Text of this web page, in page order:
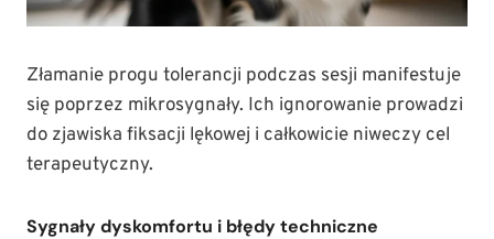
Złamanie progu tolerancji podczas sesji manifestuje
się poprzez mikrosygnały. Ich ignorowanie prowadzi
do zjawiska fiksacji lękowej i całkowicie niweczy cel
terapeutyczny.
Sygnały dyskomfortu i błędy techniczne